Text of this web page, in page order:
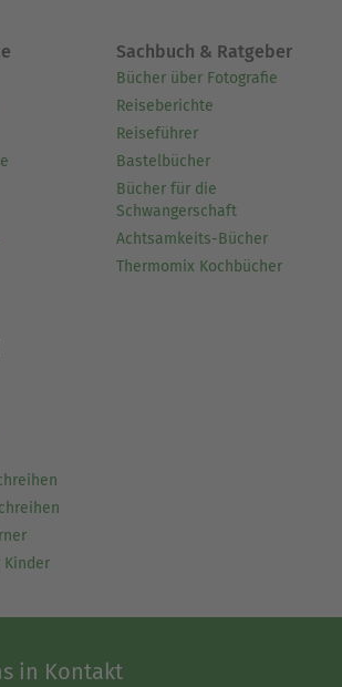
Sachbuch & Ratgeber
Bücher über Fotografie
Reiseberichte
Reiseführer
Bastelbücher
Bücher für die
Schwangerschaft
Achtsamkeits-Bücher
Thermomix Kochbücher
Kinder
in Kontakt